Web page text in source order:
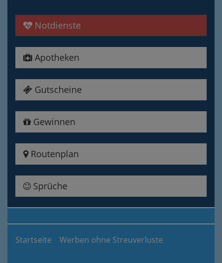
Notdienste
Apotheken
Gutscheine
Gewinnen
Routenplan
Sprüche
Startseite Werben ohne Streuverluste